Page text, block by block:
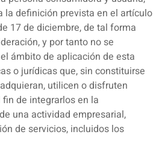
la definición prevista en el artículo
17 de diciembre, de tal forma
y por tanto no se
ámbito de aplicación de esta
o jurídicas que, sin constituirse
utilicen o disfruten
de integrarlos en la
una actividad empresarial,
de servicios, incluidos los